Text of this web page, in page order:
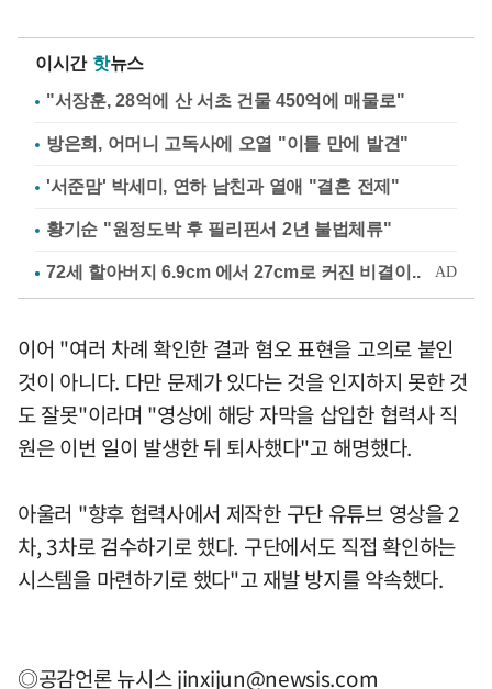
이시간 핫뉴스
"서장훈, 28억에 산 서초 건물 450억에 매물로"
방은희, 어머니 고독사에 오열 "이틀 만에 발견"
'서준맘' 박세미, 연하 남친과 열애 "결혼 전제"
황기순 "원정도박 후 필리핀서 2년 불법체류"
이어 "여러 차례 확인한 결과 혐오 표현을 고의로 붙인
것이 아니다. 다만 문제가 있다는 것을 인지하지 못한 것
도 잘못"이라며 "영상에 해당 자막을 삽입한 협력사 직
원은 이번 일이 발생한 뒤 퇴사했다"고 해명했다.
아울러 "향후 협력사에서 제작한 구단 유튜브 영상을 2
차, 3차로 검수하기로 했다. 구단에서도 직접 확인하는
시스템을 마련하기로 했다"고 재발 방지를 약속했다.
◎공감언론 뉴시스jinxijun@newsis.com